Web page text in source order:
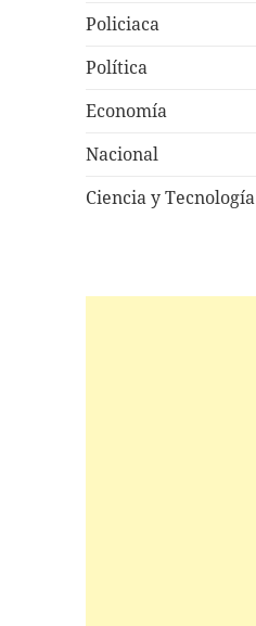
Policiaca
Política
Economía
Nacional
Ciencia y Tecnología